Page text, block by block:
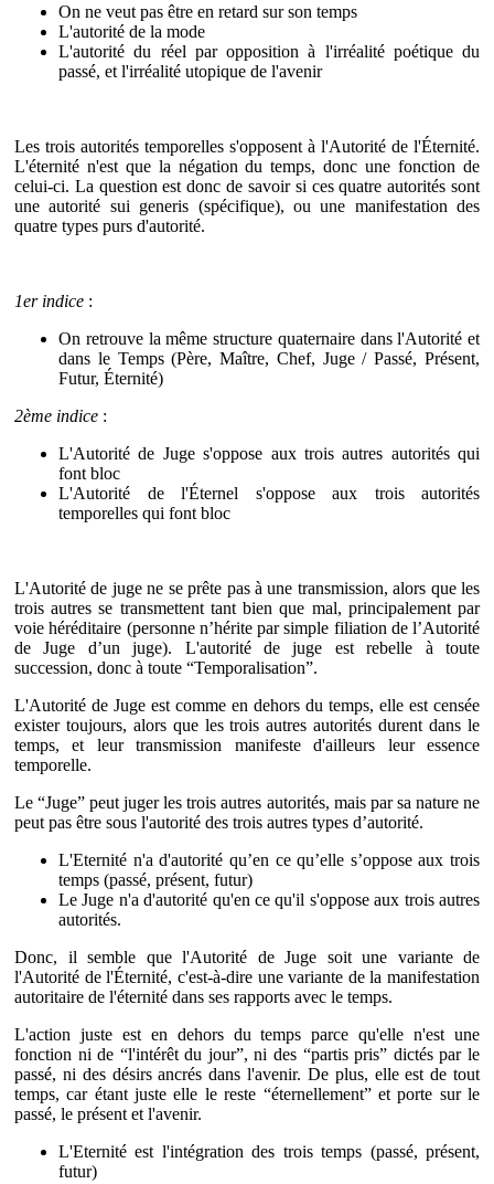
On ne veut pas être en retard sur son temps
L'autorité de la mode
L'autorité du réel par opposition à l'irréalité poétique du
passé, et l'irréalité utopique de l'avenir
Les trois autorités temporelles s'opposent à l'Autorité de l'Éternité.
L'éternité n'est que la négation du temps, donc une fonction de
celui-ci. La question est donc de savoir si ces quatre autorités sont
une autorité sui generis (spécifique), ou une manifestation des
quatre types purs d'autorité.
1erindice :
On retrouve la même structure quaternaire dans l'Autorité et
dans le Temps (Père, Maître, Chef, Juge / Passé, Présent,
Futur, Éternité)
2ème indice :
L'Autorité de Juge s'oppose aux trois autres autorités qui
font bloc
L'Autorité de l'Éternel s'oppose aux trois autorités
temporelles qui font bloc
L'Autorité de juge ne se prête pas à une transmission, alors que les
trois autres se transmettent tant bien que mal, principalement par
voie héréditaire (personne n’hérite par simple filiation de l’Autorité
de Juge d’un juge). L'autorité de juge est rebelle à toute
succession, donc à toute “Temporalisation”.
L'Autorité de Juge est comme en dehors du temps, elle est censée
exister toujours, alors que les trois autres autorités durent dans le
temps, et leur transmission manifeste d'ailleurs leur essence
temporelle.
Le “Juge” peut juger les trois autres autorités, mais par sa nature ne
peut pas être sous l'autorité des trois autres types d’autorité.
L'Eternité n'a d'autorité qu’en ce qu’elle s’oppose aux trois
temps (passé, présent, futur)
Le Juge n'a d'autorité qu'en ce qu'il s'oppose aux trois autres
autorités.
Donc, il semble que l'Autorité de Juge soit une variante de
l'Autorité de l'Éternité, c'est-à-dire une variante de la manifestation
autoritaire de l'éternité dans ses rapports avec le temps.
L'action juste est en dehors du temps parce qu'elle n'est une
fonction ni de “l'intérêt du jour”, ni des “partis pris” dictés par le
passé, ni des désirs ancrés dans l'avenir. De plus, elle est de tout
temps, car étant juste elle le reste “éternellement” et porte sur le
passé, le présent et l'avenir.
L'Eternité est l'intégration des trois temps (passé, présent,
futur)